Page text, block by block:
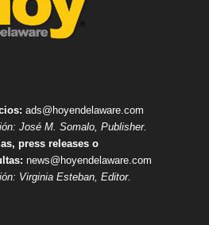
ads@hoyendelaware.com
José M. Somalo, Publisher.
press releases o
news@hoyendelaware.com
Virginia Esteban, Editor.